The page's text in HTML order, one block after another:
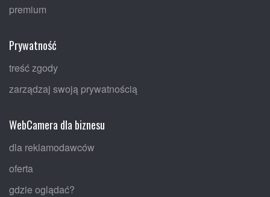
premium
Prywatność
treść zgody
zarządzaj swoją prywatnością
WebCamera dla biznesu
dla reklamodawców
oferta
gdzie oglądać?